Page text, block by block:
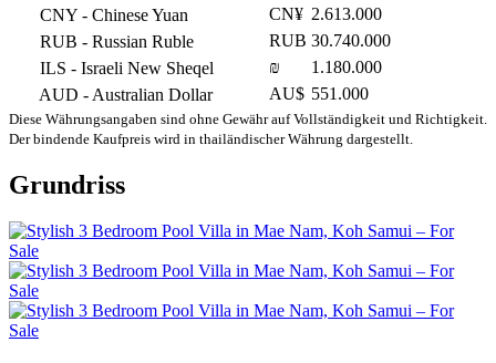
CNY - Chinese Yuan CN¥ 2.613.000
RUB - Russian Ruble RUB 30.740.000
ILS - Israeli New Sheqel ₪
1.180.000
AUD - Australian Dollar AU$ 551.000
Diese Währungsangaben sind ohne Gewähr auf Vollständigkeit und Richtigkeit.
Der bindende Kaufpreis wird in thailändischer Währung dargestellt.
Grundriss